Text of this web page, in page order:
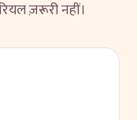
ज़रूरी नहीं।